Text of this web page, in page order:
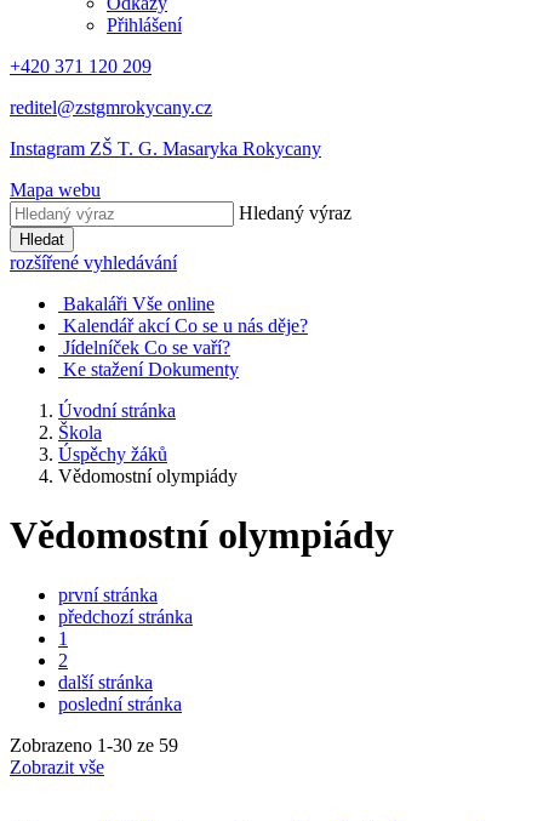
Přihlášení
+420 371 120 209
reditel@zstgmrokycany.cz
Instagram ZŠ T. G. Masaryka Rokycany
Mapa webu
Hledaný výraz
Hledat
rozšířené vyhledávání
Bakaláři Vše online
Kalendář akcí Co se u nás děje?
Jídelníček Co se vaří?
Ke stažení Dokumenty
Úvodní stránka
Škola
Úspěchy žáků
Vědomostní olympiády
Vědomostní olympiády
první stránka
předchozí stránka
1
2
další stránka
poslední stránka
Zobrazeno 1-30 ze 59
Zobrazit vše